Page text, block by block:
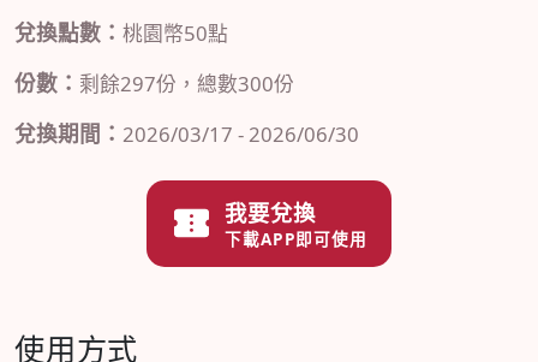
兌換點數： 桃園幣50點
份數： 剩餘297份，總數300份
兌換期間： 2026/03/17 - 2026/06/30
我要兌換
下載APP即可使用
使用方式